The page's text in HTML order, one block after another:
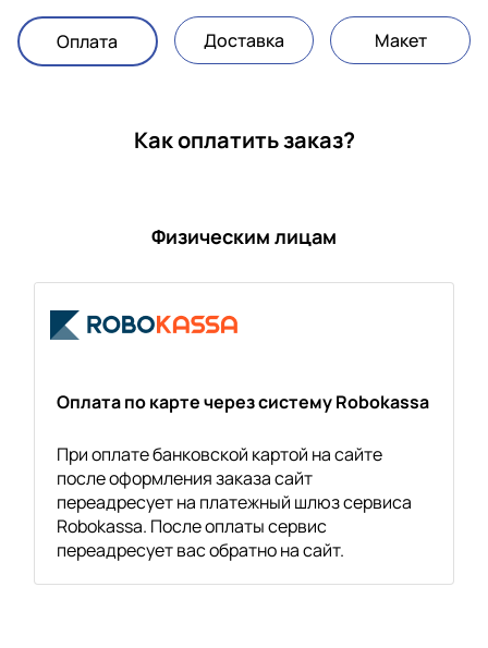
Оплата Доставка Макет
Как оплатить заказ?
Физическим лицам
Оплата по карте через систему Robokassa
При оплате банковской картой на сайте
после оформления заказа сайт
переадресует на платежный шлюз сервиса
Robokassa. После оплаты сервис
переадресует вас обратно на сайт.